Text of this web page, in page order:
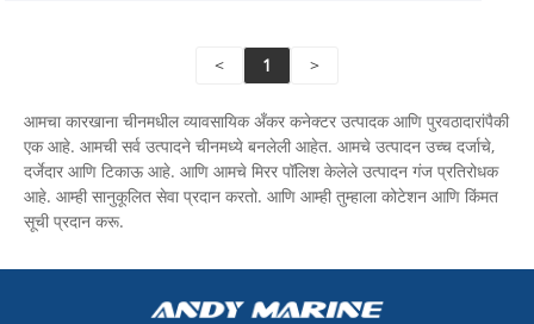
< 1 >
आमचा कारखाना चीनमधील व्यावसायिक अँकर कनेक्टर उत्पादक आणि पुरवठादारांपैकी
एक आहे. आमची सर्व उत्पादने चीनमध्ये बनलेली आहेत. आमचे उत्पादन उच्च दर्जाचे,
दर्जेदार आणि टिकाऊ आहे. आणि आमचे मिरर पॉलिश केलेले उत्पादन गंज प्रतिरोधक
आहे. आम्ही सानुकूलित सेवा प्रदान करतो. आणि आम्ही तुम्हाला कोटेशन आणि किंमत
सूची प्रदान करू.